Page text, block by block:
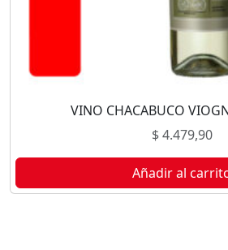
VINO CHACABUCO
$4.479,90
Añadir al